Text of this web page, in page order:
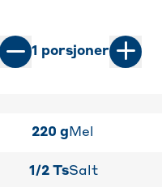
1 porsjoner
220 g Mel
1/2 TsSalt